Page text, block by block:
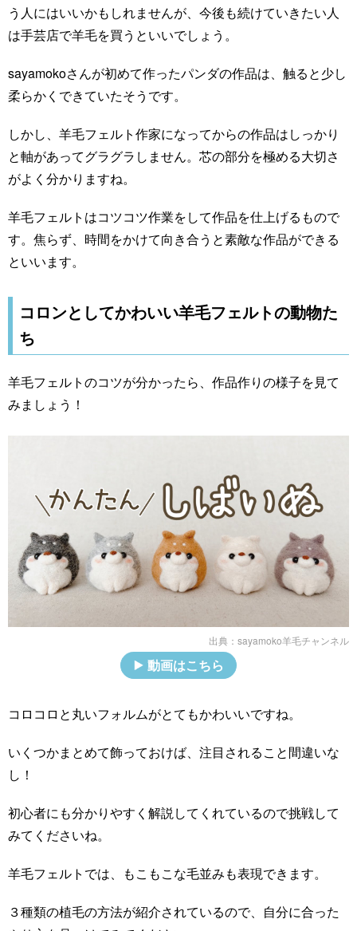
う人にはいいかもしれませんが、今後も続けていきたい人
は手芸店で羊毛を買うといいでしょう。
sayamokoさんが初めて作ったパンダの作品は、触ると少し
柔らかくできていたそうです。
しかし、羊毛フェルト作家になってからの作品はしっかり
と軸があってグラグラしません。芯の部分を極める大切さ
がよく分かりますね。
羊毛フェルトはコツコツ作業をして作品を仕上げるもので
す。焦らず、時間をかけて向き合うと素敵な作品ができる
といいます。
コロンとしてかわいい羊毛フェルトの動物た
ち
羊毛フェルトのコツが分かったら、作品作りの様子を見て
みましょう！
出典： sayamoko羊毛チャンネル
動画はこちら
コロコロと丸いフォルムがとてもかわいいですね。
いくつかまとめて飾っておけば、注目されること間違いな
し！
初心者にも分かりやすく解説してくれているので挑戦して
みてくださいね。
羊毛フェルトでは、もこもこな毛並みも表現できます。
３種類の植毛の方法が紹介されているので、自分に合った